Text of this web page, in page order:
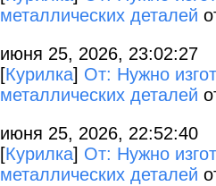
металлических деталей
июня 25, 2026, 23:02:27
[Курилка] От: Нужно
металлических деталей
июня 25, 2026, 22:52:40
[Курилка] От: Нужно
металлических деталей